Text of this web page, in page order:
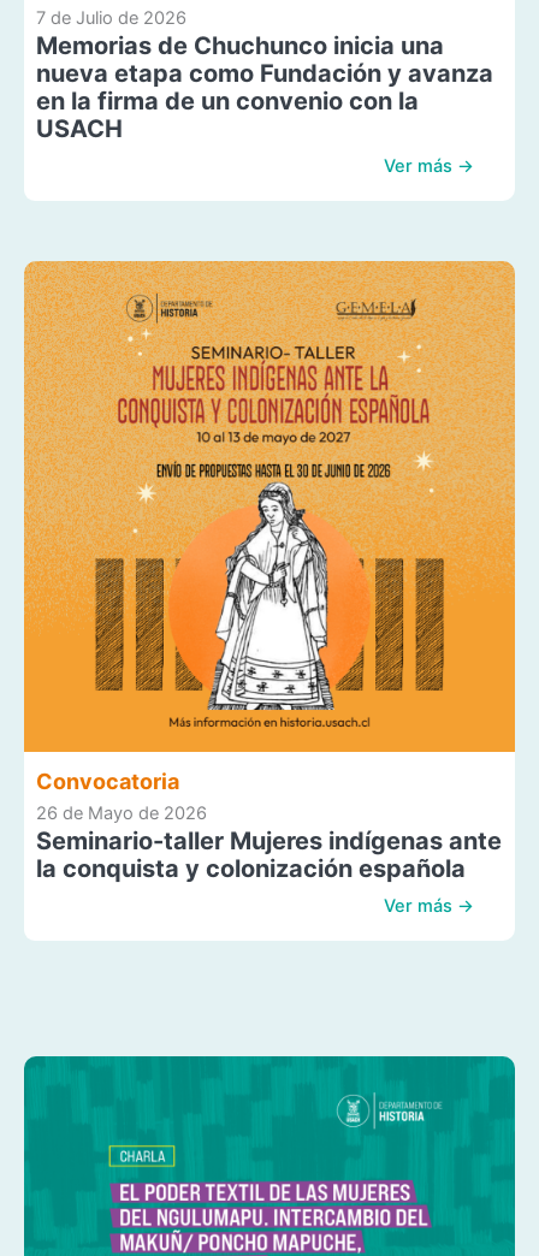
7 de Julio de 2026
Memorias de Chuchunco inicia una
nueva etapa como Fundación y avanza
en la firma de un convenio con la
USACH
Ver más →
Convocatoria
26 de Mayo de 2026
Seminario-taller Mujeres indígenas ante
la conquista y colonización española
Ver más →